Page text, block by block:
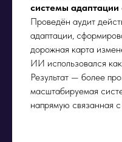
системы адаптации
Проведён аудит
адаптации,
дорожная карта
ИИ использовался
Результат — более
масштабируемая
напрямую связанная